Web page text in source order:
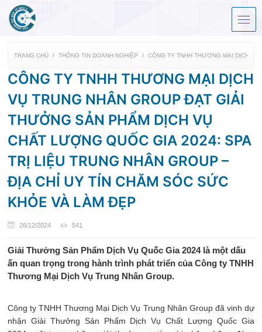
TRANG CHỦ THÔNG TIN DOANH NGHIỆP CÔNG TY TNHH THƯƠNG MẠI DỊCH
CÔNG TY TNHH THƯƠNG MẠI DỊCH
VỤ TRUNG NHÂN GROUP ĐẠT GIẢI
THƯỞNG SẢN PHẨM DỊCH VỤ
CHẤT LƯỢNG QUỐC GIA 2024: SPA
TRỊ LIỆU TRUNG NHÂN GROUP –
ĐỊA CHỈ UY TÍN CHĂM SÓC SỨC
KHỎE VÀ LÀM ĐẸP
26/12/2024 541
Giải Thưởng Sản Phẩm Dịch Vụ Quốc Gia 2024 là một dấu
ấn quan trọng trong hành trình phát triển của Công ty TNHH
Thương Mại Dịch Vụ Trung Nhân Group.
Công ty TNHH Thương Mại Dịch Vụ Trung Nhân Group đã vinh dự
nhận Giải Thưởng Sản Phẩm Dịch Vụ Chất Lượng Quốc Gia